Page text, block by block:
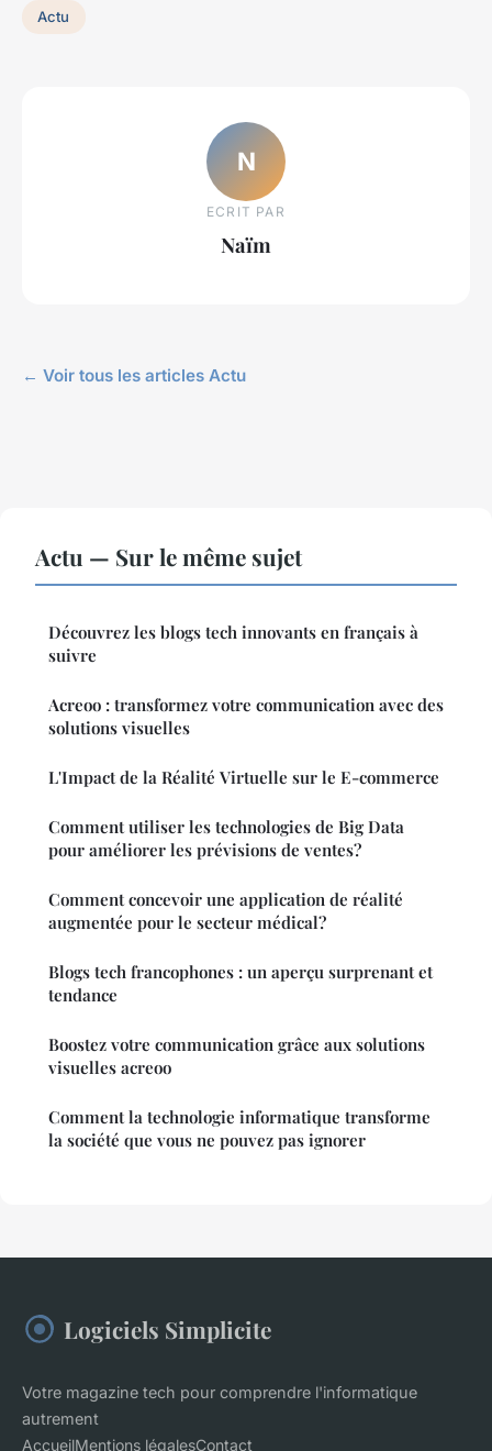
Actu
N
ECRIT PAR
Naïm
← Voir tous les articles Actu
Actu — Sur le même sujet
Découvrez les blogs tech innovants en français à
suivre
Acreoo : transformez votre communication avec des
solutions visuelles
L'Impact de la Réalité Virtuelle sur le E-commerce
Comment utiliser les technologies de Big Data
pour améliorer les prévisions de ventes?
Comment concevoir une application de réalité
augmentée pour le secteur médical?
Blogs tech francophones : un aperçu surprenant et
tendance
Boostez votre communication grâce aux solutions
visuelles acreoo
Comment la technologie informatique transforme
la société que vous ne pouvez pas ignorer
Logiciels Simplicite
Votre magazine tech pour comprendre l'informatique
autrement
AccueilMentions légalesContact